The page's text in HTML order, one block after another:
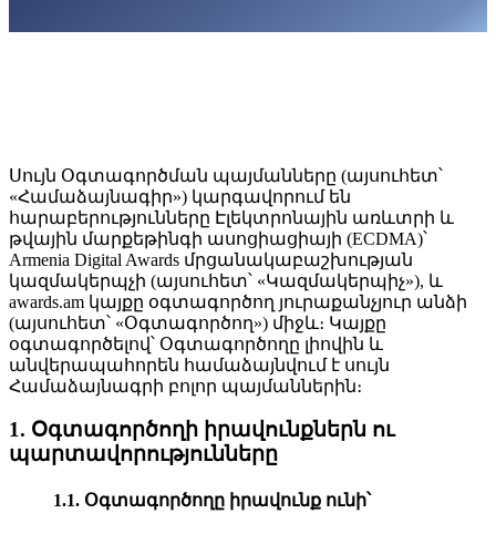
Սույն Օգտագործման պայմանները (այսուհետ՝
«Համաձայնագիր») կարգավորում են
հարաբերությունները Էլեկտրոնային առևտրի և
թվային մարքեթինգի ասոցիացիայի (ECDMA)՝
Armenia Digital Awards մրցանակաբաշխության
կազմակերպչի (այսուհետ՝ «Կազմակերպիչ»), և
awards.am կայքը օգտագործող յուրաքանչյուր անձի
(այսուհետ՝ «Օգտագործող») միջև։ Կայքը
օգտագործելով՝ Օգտագործողը լիովին և
անվերապահորեն համաձայնվում է սույն
Համաձայնագրի բոլոր պայմաններին։
1. Օգտագործողի իրավունքներն ու
պարտավորությունները
1.1. Օգտագործողը իրավունք ունի՝